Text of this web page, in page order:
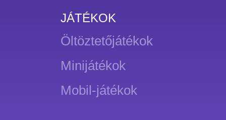
JÁTÉKOK
Öltöztetőjátékok
Minijátékok
Mobil-játékok